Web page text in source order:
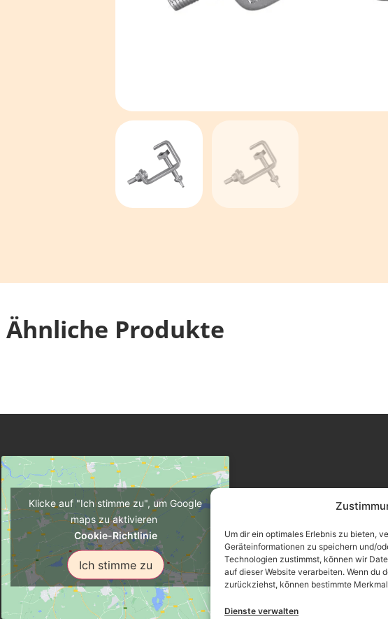
Um dir ein optimales Erlebnis zu bieten,
Geräteinformationen zu speichern und/
Technologien zustimmst, können wir
auf dieser Website verarbeiten. Wenn du
zurückziehst, können bestimmte
Dienste verwalten
Ähnliche Produkte
Klicke auf "Ich stimme zu", um Google
maps zu aktivieren
Cookie-Richtlinie
Ich stimme zu